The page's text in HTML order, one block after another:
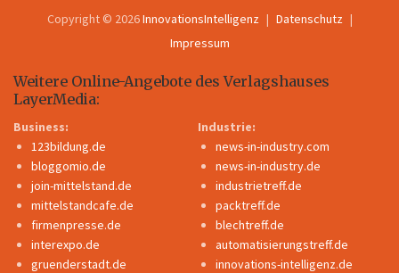
Copyright © 2026InnovationsIntelligenz
Datenschutz
Impressum
Weitere Online-Angebote des Verlagshauses
LayerMedia:
Business:
123bildung.de
bloggomio.de
join-mittelstand.de
mittelstandcafe.de
firmenpresse.de
interexpo.de
gruenderstadt.de
Industrie:
news-in-industry.com
news-in-industry.de
industrietreff.de
packtreff.de
blechtreff.de
automatisierungstreff.de
innovations-intelligenz.de